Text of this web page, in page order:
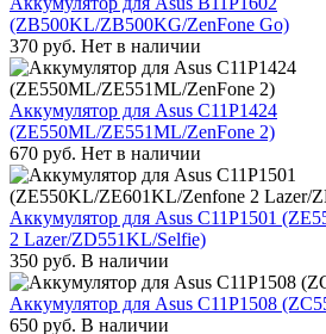
(ZB500KL/ZB500KG/ZenFone Go)
370 руб. Нет в наличии
Аккумулятор для Asus C11P1424
(ZE550ML/ZE551ML/ZenFone 2)
670 руб. Нет в наличии
Аккумулятор для Asus C11P1501
2 Lazer/ZD551KL/Selfie)
350 руб. В наличии
Аккумулятор для Asus C11P1508
650 руб. В наличии